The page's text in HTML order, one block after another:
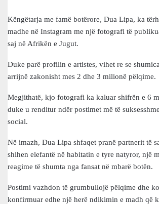
Këngëtarja me famë botërore, Dua Lipa, ka
madhe në Instagram me një fotografi të
saj në Afrikën e Jugut.
Duke parë profilin e artistes, vihet re se
arrijnë zakonisht mes 2 dhe 3 milionë pëlqime.
Megjithatë, kjo fotografi ka kaluar shifrën e 6
duke u renditur ndër postimet më të
social.
Në imazh, Dua Lipa shfaqet pranë partnerit të
shihen elefantë në habitatin e tyre natyror, një
reagime të shumta nga fansat në mbarë botën.
Postimi vazhdon të grumbullojë pëlqime dhe
konfirmuar edhe një herë ndikimin e madh që